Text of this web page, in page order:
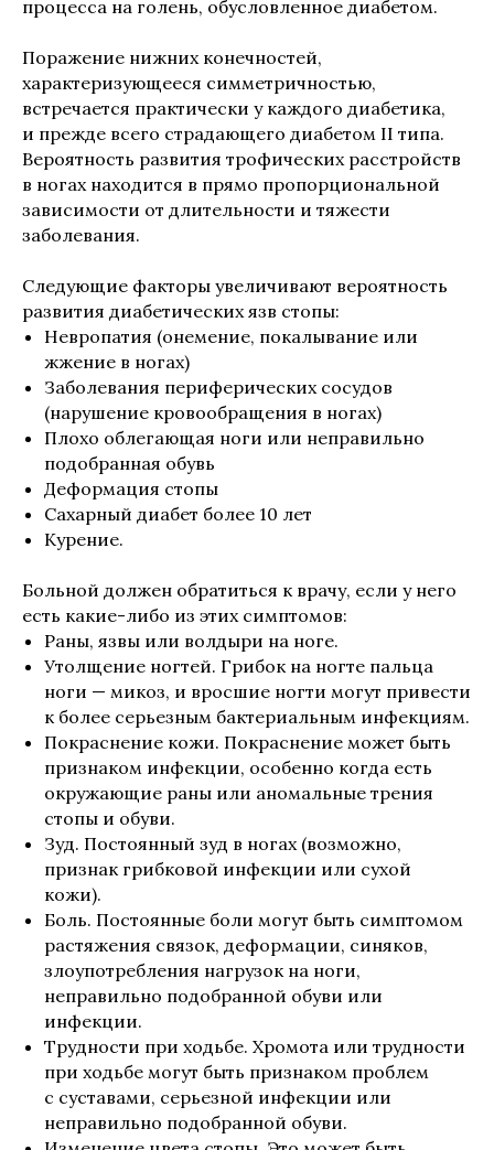
процесса на голень, обусловленное диабетом.
Поражение нижних конечно­стей,
характеризующееся симметричностью,
встречается прак­тически у каждого диабетика,
и прежде всего страдающего диа­бетом II типа.
Вероятность развития трофических расстройств
в ногах находится в прямо пропорциональной
зависимости от дли­тельности и тяжести
заболевания.
Следующие факторы увеличивают вероятность
развития диабетических язв стопы:
Невропатия (онемение, покалывание или
жжение в ногах)
Заболевания периферических сосудов
(нарушение кровообращения в ногах)
Плохо облегающая ноги или неправильно
подобранная обувь
Деформация стопы
Сахарный диабет более 10 лет
Курение.
Больной должен обратиться к врачу, если у него
есть какие-либо из этих симптомов:
Раны, язвы или волдыри на ноге.
Утолщение ногтей. Грибок на ногте пальца
ноги — микоз, и вросшие ногти могут привести
к более серьезным бактериальным инфекциям.
Покраснение кожи. Покраснение может быть
признаком инфекции, особенно когда есть
окружающие раны или аномальные трения
стопы и обуви.
Зуд. Постоянный зуд в ногах (возможно,
признак грибковой инфекции или сухой
кожи).
Боль. Постоянные боли могут быть симптомом
растяжения связок, деформации, синяков,
злоупотребления нагрузок на ноги,
неправильно подобранной обуви или
инфекции.
Трудности при ходьбе. Хромота или трудности
при ходьбе могут быть признаком проблем
с суставами, серьезной инфекции или
неправильно подобранной обуви.